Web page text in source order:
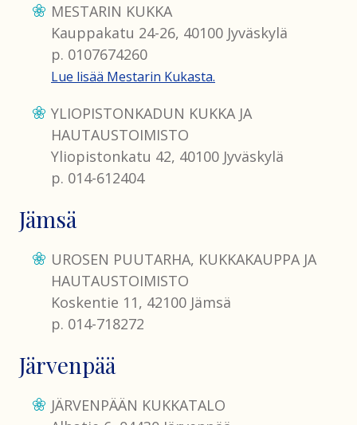
MESTARIN KUKKA
Kauppakatu 24-26, 40100 Jyväskylä
p. 0107674260
Lue lisää Mestarin Kukasta.
YLIOPISTONKADUN KUKKA JA
HAUTAUSTOIMISTO
Yliopistonkatu 42, 40100 Jyväskylä
p. 014-612404
Jämsä
UROSEN PUUTARHA, KUKKAKAUPPA JA
HAUTAUSTOIMISTO
Koskentie 11, 42100 Jämsä
p. 014-718272
Järvenpää
JÄRVENPÄÄN KUKKATALO